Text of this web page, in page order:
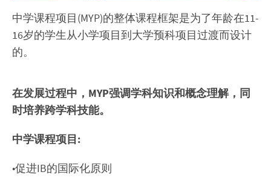
中学课程项目(MYP)的整体课程框架是为了年龄在11-
16岁的学生从小学项目到大学预科项目过渡而设计
的。
在发展过程中，MYP强调学科知识和概念理解，同
时培养跨学科技能。
中学课程项目:
•促进IB的国际化原则